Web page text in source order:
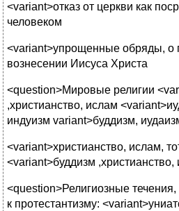
<variant>отказ от церкви как
человеком
<variant>упрощенные обряды, о
вознесении Иисуса Христа
<question>Мировые религии
,христианство, ислам
индуизм variant>буддизм,
<variant>христианство, ислам,
<variant>буддизм ,христианство,
<question>Религиозные
к протестантизму: